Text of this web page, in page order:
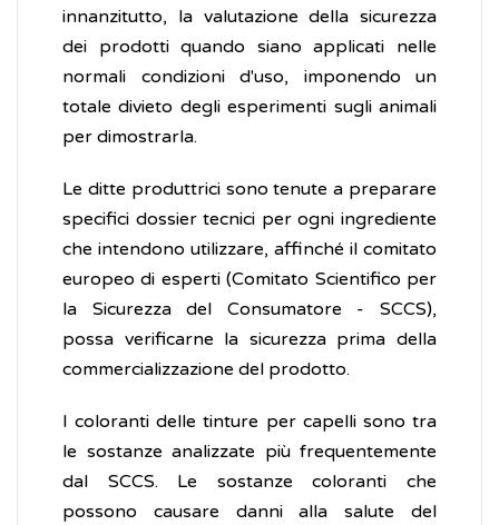
innanzitutto, la valutazione della sicurezza
dei prodotti quando siano applicati nelle
normali condizioni d'uso, imponendo un
totale divieto degli esperimenti sugli animali
per dimostrarla.
Le ditte produttrici sono tenute a preparare
specifici dossier tecnici per ogni ingrediente
che intendono utilizzare, affinché il comitato
europeo di esperti (Comitato Scientifico per
la Sicurezza del Consumatore - SCCS),
possa verificarne la sicurezza prima della
commercializzazione del prodotto.
I coloranti delle tinture per capelli sono tra
le sostanze analizzate più frequentemente
dal SCCS. Le sostanze coloranti che
possono causare danni alla salute del